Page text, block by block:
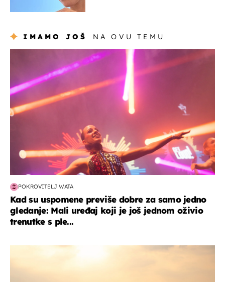
IMAMO JOŠ NA OVU TEMU
POKROVITELJ WATA
Kad su uspomene previše dobre za samo jedno
gledanje: Mali uređaj koji je još jednom oživio
trenutke s ple...